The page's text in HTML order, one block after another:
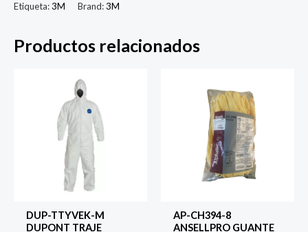
IT
ULTRAFINA
Etiqueta:3M Brand:3M
Productos relacionados
DUP-TTYVEK-M
DUPONT TRAJE
AP-CH394-8
ANSELLPRO GUANTE